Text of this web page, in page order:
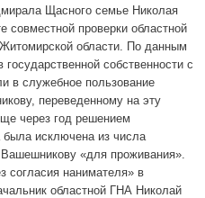
Щасного семье Николая
совместной проверки областной
области. По данным
собственности с
в служебное пользование
переведенному на эту
через год решением
была исключена из числа
«для проживания».
согласия нанимателя» в
областной ГНА Николай